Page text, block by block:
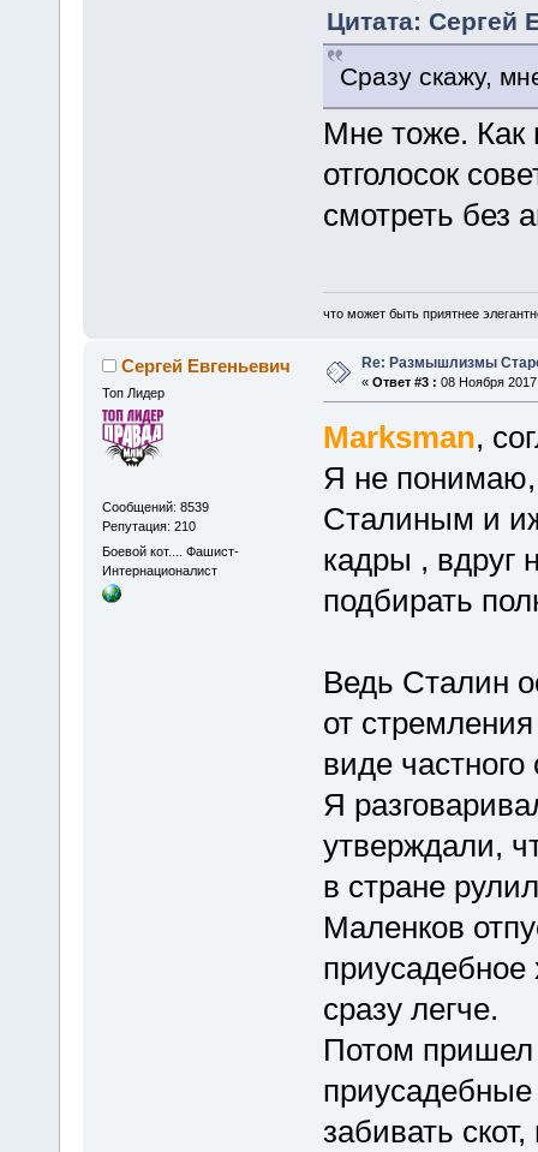
Цитата: Сергей
Сразу скажу,
Мне тоже. Как
отголосок
смотреть без
что может быть приятнее
Сергей Евгеньевич
Топ Лидер
Сообщений: 8539
Репутация: 210
Боевой кот.... Фашист-
Интернационалист
Re: Размышлизмы
« Ответ #3 : 08 Ноября
Marksman,
Я не понимаю,
Сталиным и
кадры , вдруг
подбирать
Ведь Сталин
от
виде частного
Я
утверждали,
в стране
Маленков
приусадебное
сразу легче.
Потом пришел
приусадебные
забивать